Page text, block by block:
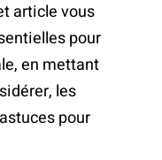
article vous
pour
en mettant
les
pour